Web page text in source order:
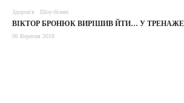
Здоров'я Шоу-бізнес
ВІКТОР БРОНЮК ВИРІШИВ ЙТИ… У
06 Вересня 2018